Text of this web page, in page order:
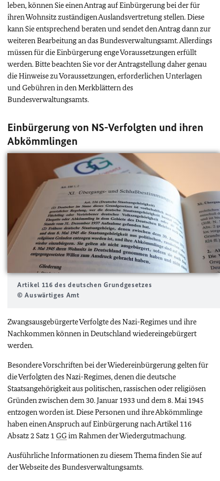
leben, können Sie einen Antrag auf Einbürgerung bei der für
ihren Wohnsitz zuständigen Auslandsvertretung stellen. Diese
kann Sie entsprechend beraten und sendet den Antrag dann zur
weiteren Bearbeitung an das Bundesverwaltungsamt. Allerdings
müssen für die Einbürgerung enge Voraussetzungen erfüllt
werden. Bitte beachten Sie vor der Antragstellung daher genau
die Hinweise zu Voraussetzungen, erforderlichen Unterlagen
und Gebühren in den Merkblättern des
Bundesverwaltungsamts.
Einbürgerung von NS-Verfolgten und ihren
Abkömmlingen
Artikel 116 des deutschen Grundgesetzes
© Auswärtiges Amt
Zwangsausgebürgerte Verfolgte des Nazi-Regimes und ihre
Nachkommen können in Deutschland wiedereingebürgert
werden.
Besondere Vorschriften bei der Wiedereinbürgerung gelten für
die Verfolgten des Nazi-Regimes, denen die deutsche
Staatsangehörigkeit aus politischen, rassischen oder religiösen
Gründen zwischen dem 30. Januar 1933 und dem 8. Mai 1945
entzogen worden ist. Diese Personen und ihre Abkömmlinge
haben einen Anspruch auf Einbürgerung nach Artikel 116
Absatz 2 Satz 1 GGim Rahmen der Wiedergutmachung.
Ausführliche Informationen zu diesem Thema finden Sie auf
der Webseite des Bundesverwaltungsamts.